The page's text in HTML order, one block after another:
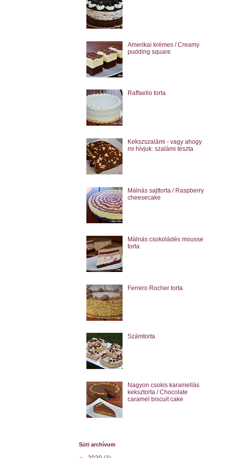
Amerikai krémes / Creamy
pudding square
Raffaello torta
Kekszszalámi - vagy ahogy
mi hívjuk: szalámi tészta
Málnás sajttorta / Raspberry
cheesecake
Málnás csokoládés mousse
torta
Ferrero Rocher torta
Számtorta
Nagyon csokis karamellás
keksztorta / Chocolate
caramel biscuit cake
Süti archívum